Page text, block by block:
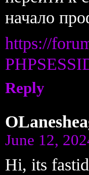
начало
https://
Reply
June 12,
Hi, its